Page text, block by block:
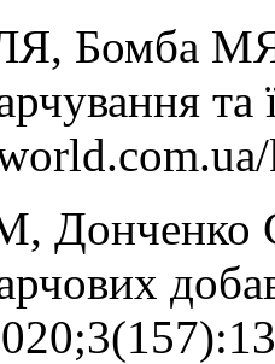
Бомба
Донченко